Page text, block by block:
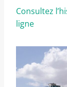
Consultez
ligne